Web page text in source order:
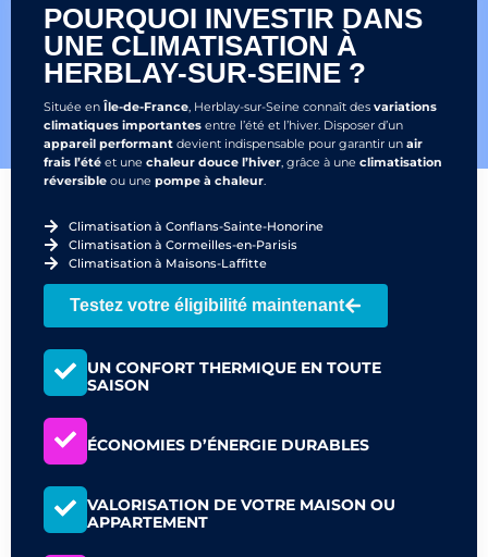
POURQUOI INVESTIR DANS
UNE CLIMATISATION À
HERBLAY-SUR-SEINE ?
Située en Île-de-France, Herblay-sur-Seine connaît des variations
climatiques importantes entre l’été et l’hiver. Disposer d’un
appareil performant devient indispensable pour garantir un air
frais l’été et une chaleur douce l’hiver, grâce à une climatisation
réversible ou une pompe à chaleur.
Climatisation à Conflans-Sainte-Honorine
Climatisation à Cormeilles-en-Parisis
Climatisation à Maisons-Laffitte
Testez votre éligibilité maintenant
UN CONFORT THERMIQUE EN TOUTE
SAISON
ÉCONOMIES D’ÉNERGIE DURABLES
VALORISATION DE VOTRE MAISON OU
APPARTEMENT